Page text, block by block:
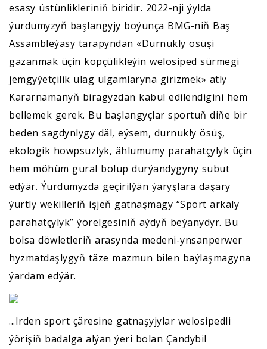
esasy üstünlikleriniň biridir. 2022-nji ýylda
ýurdumyzyň başlangyjy boýunça BMG-niň Baş
Assambleýasy tarapyndan «Durnukly ösüşi
gazanmak üçin köpçülikleýin welosiped sürmegi
jemgyýetçilik ulag ulgamlaryna girizmek» atly
Kararnamanyň biragyzdan kabul edilendigini hem
bellemek gerek. Bu başlangyçlar sportuň diňe bir
beden sagdynlygy däl, eýsem, durnukly ösüş,
ekologik howpsuzlyk, ählumumy parahatçylyk üçin
hem möhüm gural bolup durýandygyny subut
edýär. Ýurdumyzda geçirilýän ýaryşlara daşary
ýurtly wekilleriň işjeň gatnaşmagy “Sport arkaly
parahatçylyk” ýörelgesiniň aýdyň beýanydyr. Bu
bolsa döwletleriň arasynda medeni-ynsanperwer
hyzmatdaşlygyň täze mazmun bilen baýlaşmagyna
ýardam edýär.
...Irden sport çäresine gatnaşyjylar welosipedli
ýörişiň badalga alýan ýeri bolan Çandybil